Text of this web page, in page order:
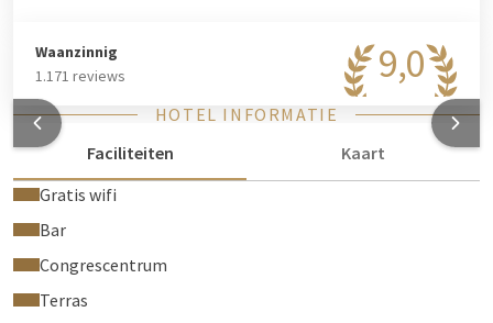
9,0
Waanzinnig
1.171 reviews
HOTEL INFORMATIE
Faciliteiten
Kaart
Gratis wifi
Bar
Congrescentrum
Terras